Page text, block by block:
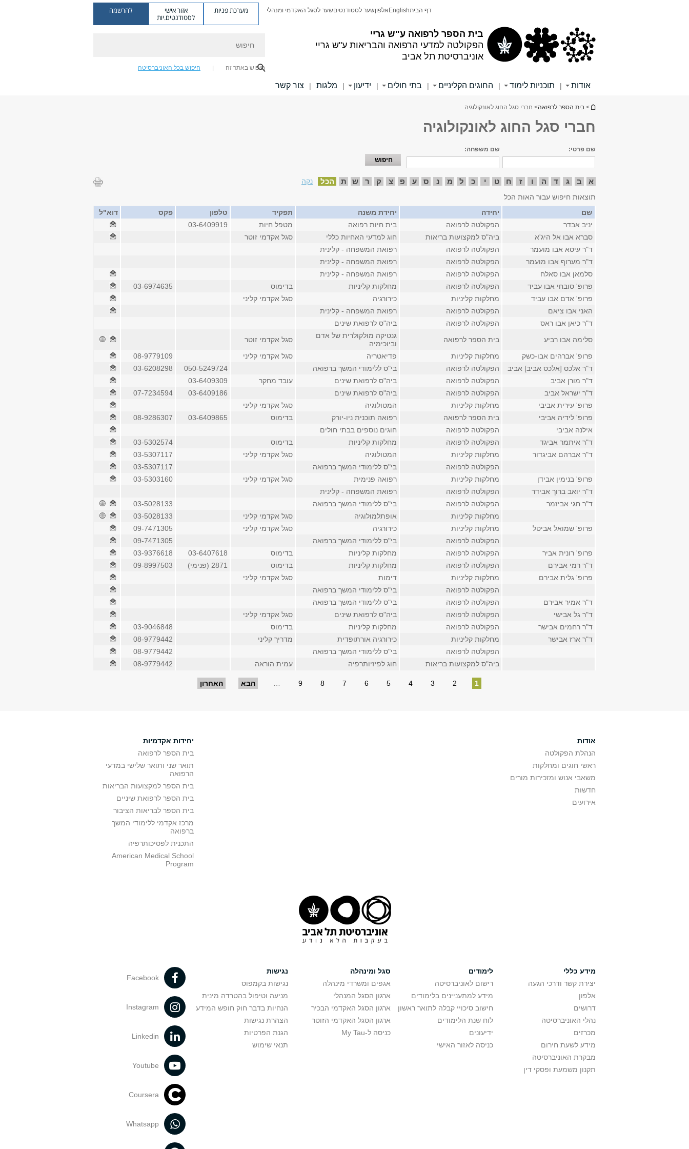
בית הספר לרפואה ע"ש גריי
הפקולטה למדעי הרפואה והבריאות ע"ש גריי
אוניברסיטת תל אביב
דף הביתEnglish אלפוןשער לסטודנטיםשער לסגל האקדמי ומנהלי מערכת פניות אזור אישי
לסטודנטים.יות
להרשמה
חיפוש באתר זה חיפוש בכל האוניברסיטה
אודות | תוכניות לימוד | החוגים הקליניים | בתי חולים | ידיעון | מלגות | צור קשר
הינך נמצא כאן
> בית הספר לרפואה> חברי סגל החוג לאונקולוגיה
חברי סגל החוג לאונקולוגיה
שם פרטי: שם משפחה:
א ב ג ד ה ו ז ח ט י כ ל מ נ ס ע פ צ ק ר ש ת הכל
נקה
תוצאות חיפוש עבור האות הכל
שם
יחידה יחידת משנה תפקיד טלפון פקס
דוא"ל
יניב אבדר
הפקולטה לרפואה בית חיות רפואה מטפל חיות
03-6409919
סברא אבו אל היג'א
ביה"ס למקצועות בריאות חוג למדעי האחיות כללי
סגל אקדמי זוטר
ד"ר עיסא אבו מועמר
הפקולטה לרפואה
רפואת המשפחה - קלינית
ד"ר מערוף אבו מועמר
הפקולטה לרפואה
רפואת המשפחה - קלינית
סלמאן אבו סאלח
הפקולטה לרפואה
רפואת המשפחה - קלינית
פרופ' סובחי אבו עביד
הפקולטה לרפואה מחלקות קליניות בדימוס
03-6974635
פרופ' אדם אבו עביד
מחלקות קליניות כירורגיה
סגל אקדמי קליני
האני אבו ציאם
הפקולטה לרפואה
רפואת המשפחה - קלינית
ד"ר כיאן אבו ראס
הפקולטה לרפואה
ביה"ס לרפואת שינים
סלימה אבו רביע
בית הספר לרפואה
גנטיקה מולקולרית של אדם
וביוכימיה
סגל אקדמי זוטר
פרופ' אברהים אבו-כשק
מחלקות קליניות פדיאטריה סגל אקדמי קליני
08-9779109
ד"ר אלכס [אלכס אביב] אביב
הפקולטה לרפואה בי"ס ללימודי המשך ברפואה 050-5249724
03-6208298
ד"ר מורן אביב
הפקולטה לרפואה ביה"ס לרפואת שינים עובד מחקר
03-6409309
ד"ר ישראל אביב
הפקולטה לרפואה ביה"ס לרפואת שינים 03-6409186
07-7234594
פרופ' עירית אביבי
מחלקות קליניות המטולוגיה
סגל אקדמי קליני
פרופ' לידיה אביבי
בית הספר לרפואה רפואה תוכנית ניו-יורק בדימוס 03-6409865
08-9286307
אילנה אביבי
הפקולטה לרפואה
חוגים נוספים בבתי חולים
ד"ר איתמר אביגד
הפקולטה לרפואה מחלקות קליניות בדימוס
03-5302574
ד"ר אברהם אביגדור
מחלקות קליניות המטולוגיה סגל אקדמי קליני
03-5307117
הפקולטה לרפואה
בי"ס ללימודי המשך ברפואה
03-5307117
פרופ' בנימין אבידן
מחלקות קליניות רפואה פנימית סגל אקדמי קליני
03-5303160
ד"ר יואב ברוך אבידר
הפקולטה לרפואה
רפואת המשפחה - קלינית
ד"ר חגי אביזמר
הפקולטה לרפואה בי"ס ללימודי המשך ברפואה
03-5028133
מחלקות קליניות
אופתלמולוגיה סגל אקדמי קליני
03-5028133
פרופ' שמואל אביטל
מחלקות קליניות כירורגיה סגל אקדמי קליני
09-7471305
הפקולטה לרפואה
בי"ס ללימודי המשך ברפואה
09-7471305
פרופ' רונית אביר
הפקולטה לרפואה מחלקות קליניות בדימוס 03-6407618
03-9376618
ד"ר רמי אבירם
הפקולטה לרפואה מחלקות קליניות בדימוס 2871 (פנימי)
09-8997503
פרופ' גלית אבירם
מחלקות קליניות דימות
סגל אקדמי קליני
הפקולטה לרפואה
בי"ס ללימודי המשך ברפואה
ד"ר אמיר אבירם
הפקולטה לרפואה
בי"ס ללימודי המשך ברפואה
ד"ר גל אבישי
הפקולטה לרפואה ביה"ס לרפואת שינים
סגל אקדמי קליני
ד"ר רחמים אבישר
הפקולטה לרפואה מחלקות קליניות בדימוס
03-9046848
ד"ר ארז אבישר
מחלקות קליניות כירורגיה אורתופדית מדריך קליני
08-9779442
הפקולטה לרפואה
בי"ס ללימודי המשך ברפואה
08-9779442
ביה"ס למקצועות בריאות
חוג לפיזיותרפיה עמית הוראה 08-9779442
1
2
3
4
5
6
7
8
9 הבא האחרון
אודות
הנהלת הפקולטה
ראשי חוגים ומחלקות
משאבי אנוש ומזכירות מורים
חדשות
אירועים
יחידות אקדמיות
בית הספר לרפואה
תואר שני ותואר שלישי במדעי
הרפואה
בית הספר למקצועות הבריאות
בית הספר לרפואת שיניים
בית הספר לבריאות הציבור
מרכז אקדמי ללימודי המשך
ברפואה
התכנית לפסיכותרפיה
American Medical School
Program
מידע כללי
יצירת קשר ודרכי הגעה
אלפון
דרושים
נהלי האוניברסיטה
מכרזים
מידע לשעת חירום
מבקרת האוניברסיטה
תקנון משמעת ופסקי דין
לימודים
רישום לאוניברסיטה
מידע למתעניינים בלימודים
חישוב סיכויי קבלה לתואר ראשון
לוח שנת הלימודים
ידיעונים
כניסה לאזור האישי
סגל ומינהלה
אגפים ומשרדי מינהלה
ארגון הסגל המנהלי
ארגון הסגל האקדמי הבכיר
ארגון הסגל האקדמי הזוטר
כניסה ל-My Tau
נגישות
נגישות בקמפוס
מניעה וטיפול בהטרדה מינית
הנחיות בדבר חוק חופש המידע
הצהרת נגישות
הגנת הפרטיות
תנאי שימוש
Facebook
Instagram
Linkedin
Youtube
Coursera
Whatsapp